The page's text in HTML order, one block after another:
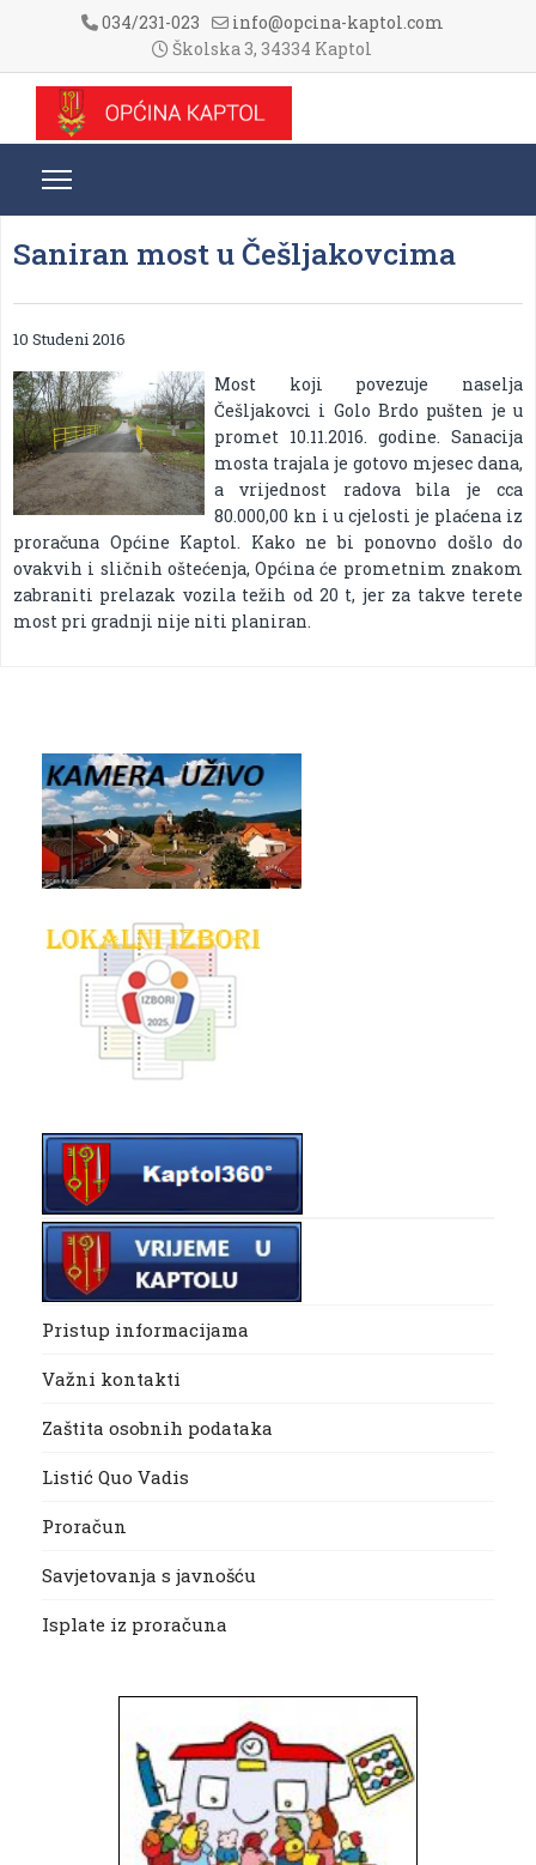
034/231-023
info@opcina-kaptol.com
Školska 3, 34334 Kaptol
Saniran most u Češljakovcima
10 Studeni 2016
Most koji povezuje naselja
Češljakovci i Golo Brdo pušten je u
promet 10.11.2016. godine. Sanacija
mosta trajala je gotovo mjesec dana,
a vrijednost radova bila je cca
80.000,00 kn i u cjelosti je plaćena iz
proračuna Općine Kaptol. Kako ne bi ponovno došlo do
ovakvih i sličnih oštećenja, Općina će prometnim znakom
zabraniti prelazak vozila težih od 20 t, jer za takve terete
most pri gradnji nije niti planiran.
Pristup informacijama
Važni kontakti
Zaštita osobnih podataka
Listić Quo Vadis
Proračun
Savjetovanja s javnošću
Isplate iz proračuna